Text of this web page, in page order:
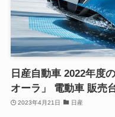
日産自動車 2022年度
オーラ」 電動車 販売
2023年4月21日 日産